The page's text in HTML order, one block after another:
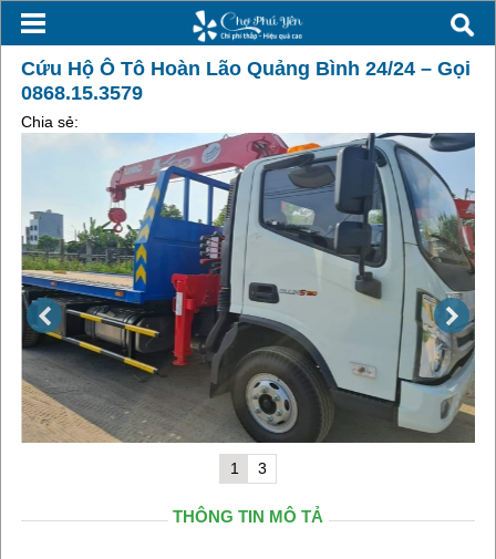
Cứu Hộ Ô Tô Hoàn Lão Quảng Bình 24/24 – Gọi
0868.15.3579
Chia sẻ:
1 3
THÔNG TIN MÔ TẢ